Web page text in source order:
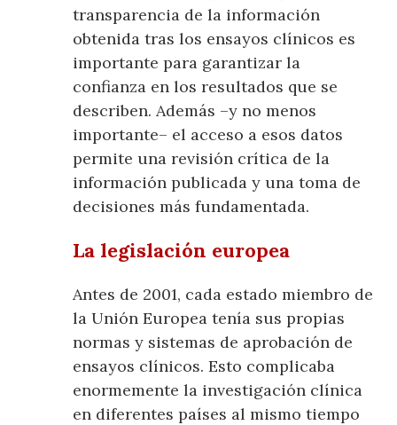
transparencia de la información
obtenida tras los ensayos clínicos es
importante para garantizar la
confianza en los resultados que se
describen. Además –y no menos
importante– el acceso a esos datos
permite una revisión crítica de la
información publicada y una toma de
decisiones más fundamentada.
La legislación europea
Antes de 2001, cada estado miembro de
la Unión Europea tenía sus propias
normas y sistemas de aprobación de
ensayos clínicos. Esto complicaba
enormemente la investigación clínica
en diferentes países al mismo tiempo